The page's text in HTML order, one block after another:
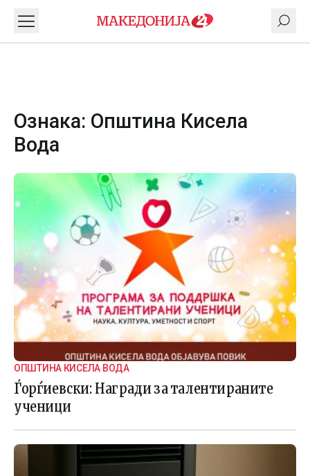
Ознака: Општина Кисела
Вода
ОПШТИНА КИСЕЛА ВОДА
Ѓорѓиевски: Награди за талентираните
ученици